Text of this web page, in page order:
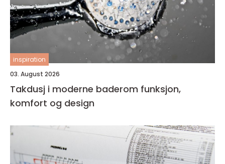
inspiration
03. August 2026
Takdusj i moderne baderom funksjon,
komfort og design